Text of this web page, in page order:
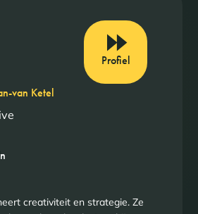
van Ketel
Profiel
creativiteit en strategie. Ze